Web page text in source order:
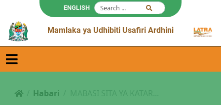
ENGLISH
Mamlaka ya Udhibiti Usafiri Ardhini
Habari